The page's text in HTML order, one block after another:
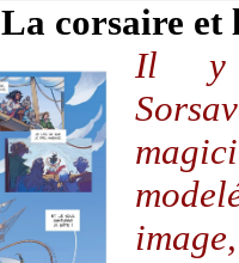
La corsaire et
Il y